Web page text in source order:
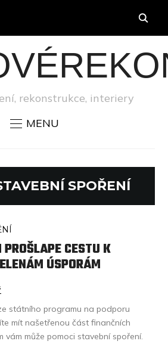
rekonstrukce, interiery
MENU
SPOŘENÍ
CESTU K
ÚSPORÁM
státního programu na podporu
mít našetřenou část finančních
vám může pomoci stavební spoření.